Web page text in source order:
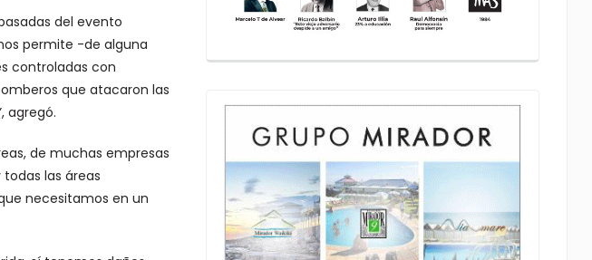
del evento
permite -de alguna
controladas con
que atacaron las
agregó.
de muchas empresas
las áreas
necesitamos en un
WhatsApp
Email
Copy